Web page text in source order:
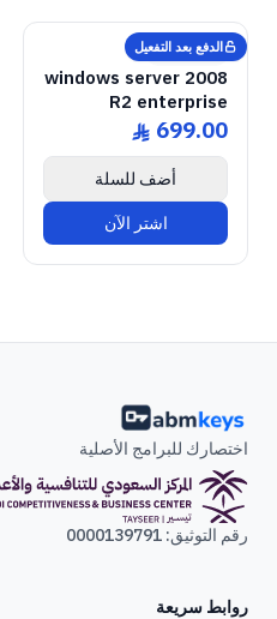
الدفع بعد التفعيل
GENUINE SOFTWARE
LICENSE
Windows Server
2008 Enterprise R2
Windows • 1 Device • Lifetime
abmkeys
Microsoft
windows server 2008
R2 enterprise
ê 699.00
أضف للسلة
اشتر الآن
اختصارك للبرامج الأصلية
رقم التوثيق: 0000139791
روابط سريعة